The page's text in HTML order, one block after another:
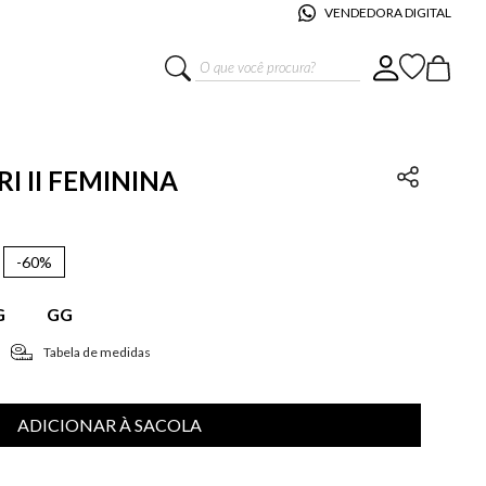
VENDEDORA DIGITAL
O que você procura?
II FEMININA
-60%
GG
Tabela de medidas
ADICIONAR À SACOLA